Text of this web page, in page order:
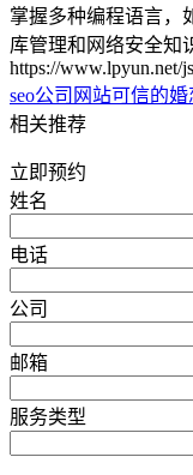
掌握多种编程语言，
库管理和网络安全知
https://www.lpyun.net/
seo公司网站可信的婚
相关推荐
立即预约
姓名
电话
公司
邮箱
服务类型